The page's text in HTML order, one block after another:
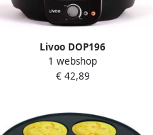
Livoo DOP196
Pannenkoekenmaker Crêpe
Maker Ø 30 cm
1 webshop
€ 42,89